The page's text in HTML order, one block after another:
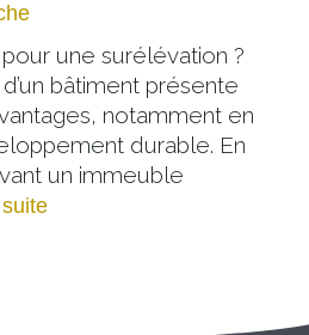
une surélévation ?
bâtiment présente
notamment en
durable. En
un immeuble